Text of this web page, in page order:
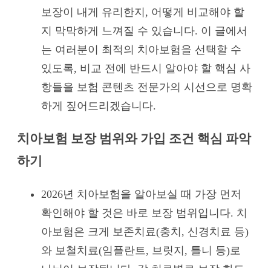
보장이 내게 유리한지, 어떻게 비교해야 할
지 막막하게 느껴질 수 있습니다. 이 글에서
는 여러분이 최적의 치아보험을 선택할 수
있도록, 비교 전에 반드시 알아야 할 핵심 사
항들을 보험 콘텐츠 전문가의 시선으로 명확
하게 짚어드리겠습니다.
치아보험 보장 범위와 가입 조건 핵심 파악
하기
2026년 치아보험을 알아보실 때 가장 먼저
확인해야 할 것은 바로 보장 범위입니다. 치
아보험은 크게 보존치료(충치, 신경치료 등)
와 보철치료(임플란트, 브릿지, 틀니 등)로